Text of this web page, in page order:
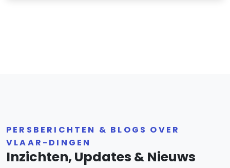
PERSBERICHTEN & BLOGS OVER
VLAAR-DINGEN
Inzichten, Updates & Nieuws